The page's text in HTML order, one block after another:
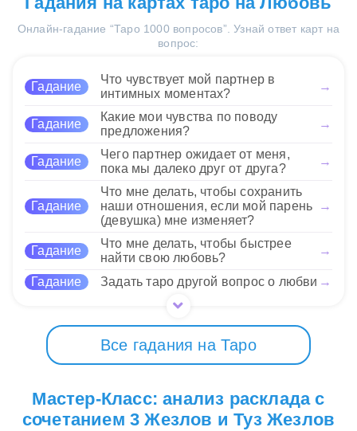
– успех уже на горизонте!новизны, а 3 Жезлов
символизирует рост и
развитие. Ожидайте
будут вдохновляющими, что поможет вам
укрепить свои позиции и доверие окружающих.
15 Нравится
сочетание карт подчеркивает
важность активных действий
и стратегического мышления.
свою креативность!
Доверяйте своим инстинктам
достигнутом. Помните, что успех требует
решительности и смелости в принятии решений.
Сочетание Туза Жезлов и 3 Жезлов может
говорить о новых возможностях в карьере,
запуске бизнеса или осуществлении творческих
проектов. Вы можете столкнуться с интересными
людьми и событиями, способствующими вашему
15 Нравится
Онлайн-гадание “Таро 1000 вопросов”. Узнай ответ карт на
вопрос:
Гадание
Что чувствует мой партнер в
интимных моментах?
→
Гадание
Какие мои чувства по поводу
предложения?
→
Гадание
Чего партнер ожидает от меня,
пока мы далеко друг от друга?
→
Гадание
Что мне делать, чтобы сохранить
наши отношения, если мой парень
(девушка) мне изменяет?
→
Гадание
Что мне делать, чтобы быстрее
найти свою любовь?
→
Гадание Задать таро другой вопрос о любви →
Все гадания на Таро
Мастер-Класс: анализ расклада с
сочетанием 3 Жезлов и Туз Жезлов